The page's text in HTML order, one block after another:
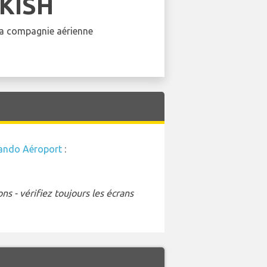
compagnie aérienne
Aéroport :
- vérifiez toujours les écrans